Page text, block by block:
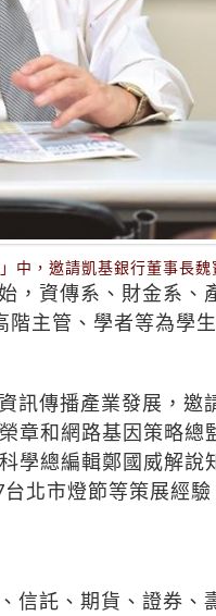
中，邀請凱基銀行董事長魏
，資傳系、財金系
主管、學者等為學
傳播產業發展，邀
章和網路基因策略
學總編輯鄭國威解
北市燈節等策展經
信託、期貨、證券